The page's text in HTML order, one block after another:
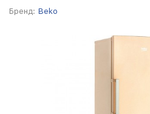
Бренд: Beko